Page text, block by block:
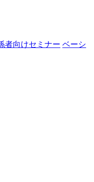
者向けセミナー ベーシ